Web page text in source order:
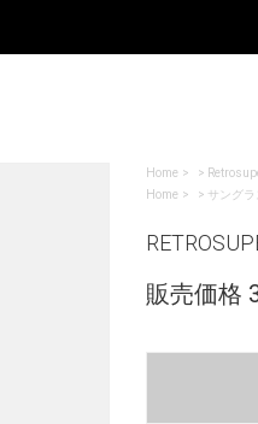
Home >
Home
> サングラ
販売価格